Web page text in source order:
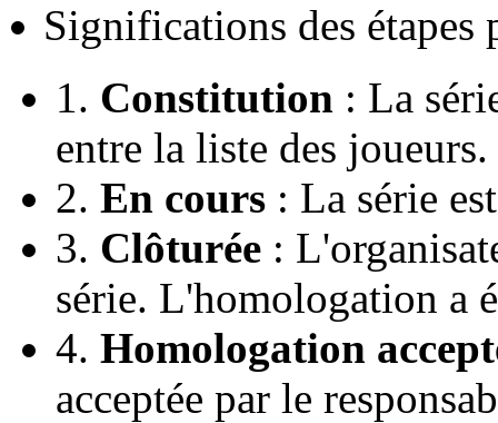
Significations des
1. Constitution : La
entre la liste des joueurs.
2. En cours : La série
3. Clôturée :
série. L'homologation a
4. Homologation
acceptée par le